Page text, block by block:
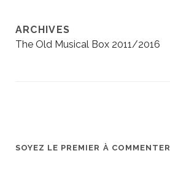
ARCHIVES
The Old Musical Box 2011/2016
SOYEZ LE PREMIER À COMMENTER